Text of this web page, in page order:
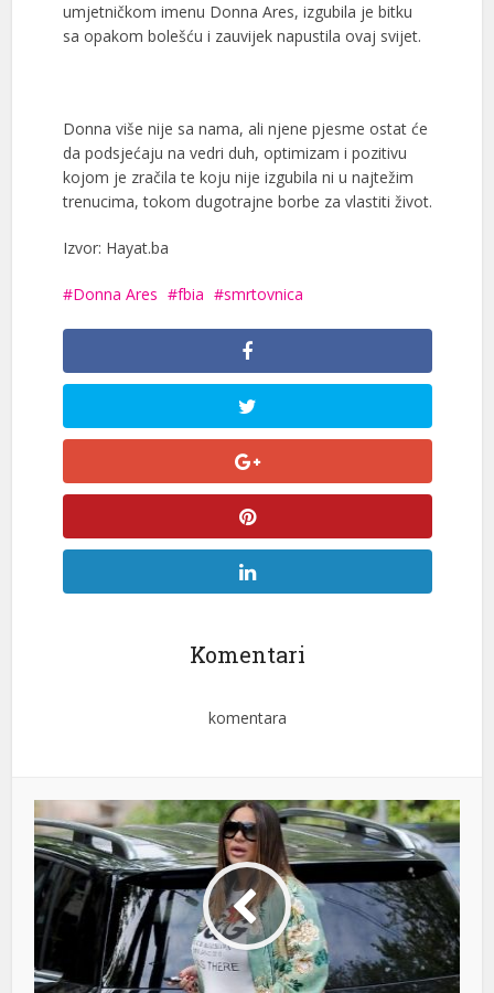
umjetničkom imenu Donna Ares, izgubila je bitku
sa opakom bolešću i zauvijek napustila ovaj svijet.
Donna više nije sa nama, ali njene pjesme ostat će
da podsjećaju na vedri duh, optimizam i pozitivu
kojom je zračila te koju nije izgubila ni u najtežim
trenucima, tokom dugotrajne borbe za vlastiti život.
Izvor: Hayat.ba
Donna Ares fbia smrtovnica
Komentari
komentara